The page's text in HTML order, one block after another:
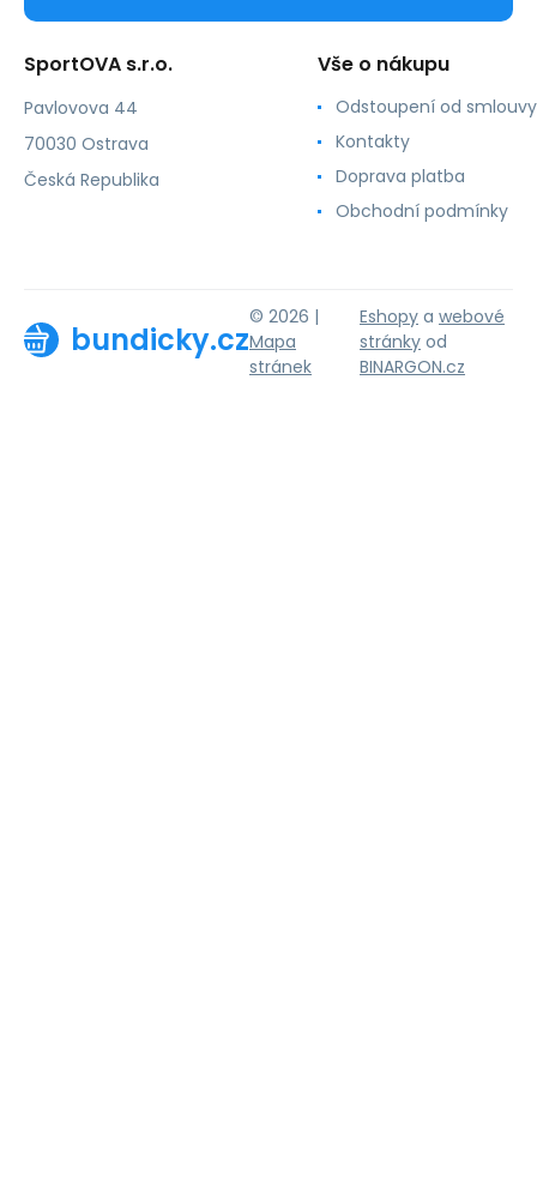
SportOVA s.r.o.
Pavlovova 44
70030 Ostrava
Česká Republika
Vše o nákupu
Odstoupení od smlouvy
Kontakty
Doprava platba
Obchodní podmínky
bundicky.cz
© 2026 |
Mapa
stránek
Eshopy a webové
stránky od
BINARGON.cz